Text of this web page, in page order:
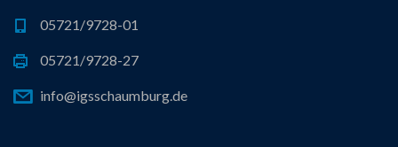
05721/9728-01
05721/9728-27
info@igsschaumburg.de